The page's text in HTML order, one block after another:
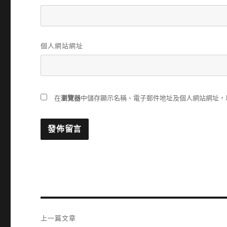
個人網站網址
在瀏覽器中儲存顯示名稱、電子郵件地址及個人網站網址
上一篇文章